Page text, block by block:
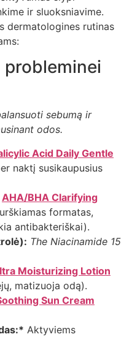
ir sluoksniavime.
dermatologines rutinas
probleminei
sebumą ir
odos.
Acid Daily Gentle
naktį susikaupusius
AHA/BHA Clarifying
formatas,
antibakteriškai).
The Niacinamide 15
Moisturizing Lotion
matizuoja odą).
Sun Cream
Aktyviems